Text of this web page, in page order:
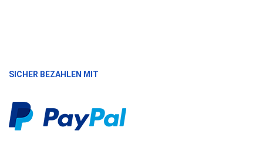
SICHER BEZAHLEN MIT